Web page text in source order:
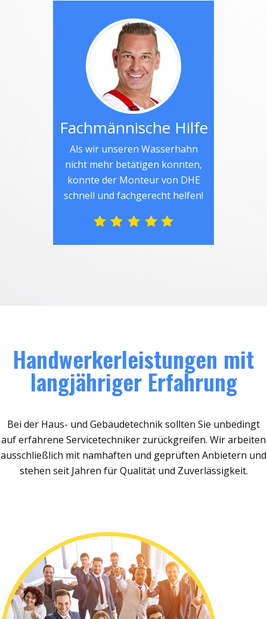
Fachmännische Hilfe
Als wir unseren Wasserhahn
nicht mehr betätigen konnten,
konnte der Monteur von DHE
schnell und fachgerecht helfen!
Handwerkerleistungen mit
langjähriger Erfahrung
Bei der Haus- und Gebäudetechnik sollten Sie unbedingt
auf erfahrene Servicetechniker zurückgreifen. Wir arbeiten
ausschließlich mit namhaften und geprüften Anbietern und
stehen seit Jahren für Qualität und Zuverlässigkeit.